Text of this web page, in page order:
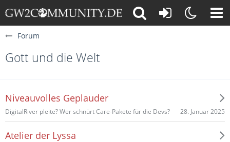
Forum
Gott und die Welt
Niveauvolles Geplauder
DigitalRiver pleite? Wer schnürt Care-Pakete für die Devs? 28. Januar 2025
Atelier der Lyssa